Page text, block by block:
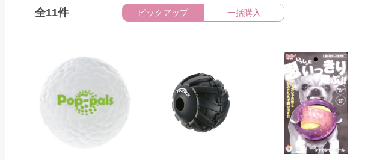
全11件 ピックアップ 一括購入